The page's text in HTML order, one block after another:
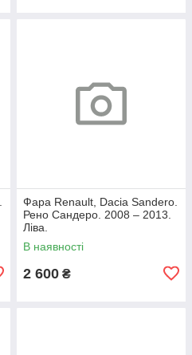
Фара Renault, Dacia Sandero.
Рено Сандеро. 2008 – 2013.
Ліва.
В наявності
2 600 ₴